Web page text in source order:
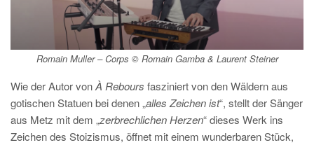
Romain Muller – Corps © Romain Gamba & Laurent Steiner
Wie der Autor vonÀ Rebours fasziniert von den Wäldern aus
gotischen Statuen bei denen „alles Zeichen ist“, stellt der Sänger
aus Metz mit dem „zerbrechlichen Herzen“ dieses Werk ins
Zeichen des Stoizismus, öffnet mit einem wunderbaren Stück,